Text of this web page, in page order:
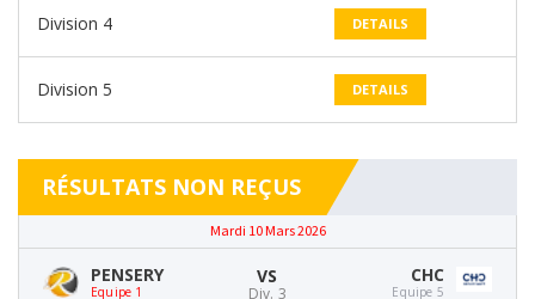
Division 4 DETAILS
Division 5 DETAILS
RÉSULTATS NON REÇUS
Mardi 10 Mars 2026
PENSERY
Equipe 1
VS
Div. 3
CHC
Equipe 5